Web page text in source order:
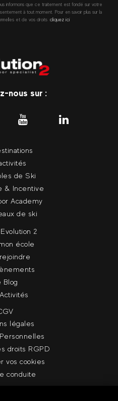
informons que ce traitement est fondé sur votre
à tout moment. Pour en savoir plus sur la
et de vos droits :cliquez ici
nous sur :
de Ski
& Incentive
Academy
de ski
2
école
Blog
légales
droits RGPD
vos cookies
conduite